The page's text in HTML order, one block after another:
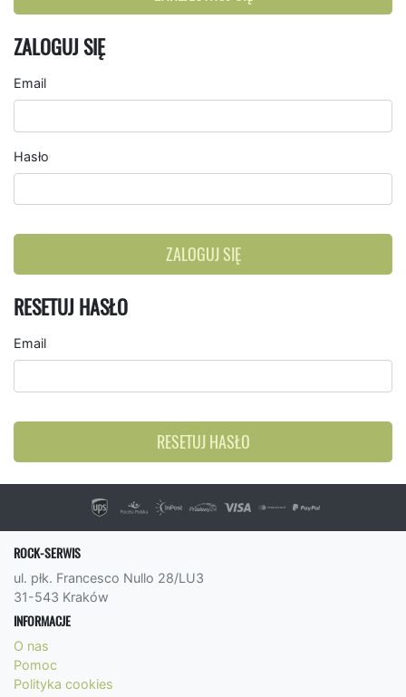
ZALOGUJ SIĘ
Email
Hasło
ZALOGUJ SIĘ
RESETUJ HASŁO
Email
RESETUJ HASŁO
ROCK-SERWIS
ul. płk. Francesco Nullo 28/LU3
31-543 Kraków
INFORMACJE
O nas
Pomoc
Polityka cookies